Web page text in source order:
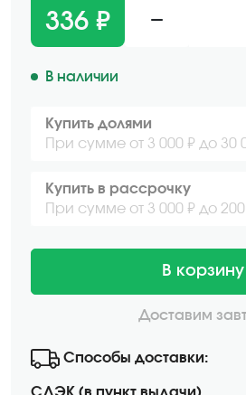
336 ₽
В наличии
Купить долями
При сумме от 3 000 ₽ до 30
Купить в рассрочку
При сумме от 3 000 ₽ до 200
В корзину
Доставим
Способы доставки:
СДЭК (в пункт выдачи)